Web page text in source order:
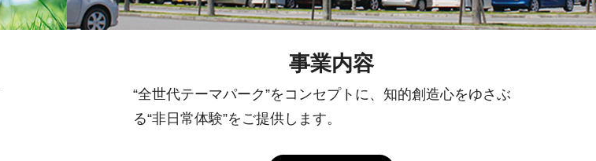
事業内容
“全世代テーマパーク”をコンセプトに、知的創造心をゆさぶ
る“非日常体験”をご提供します。